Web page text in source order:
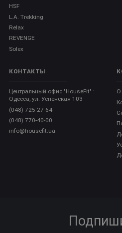
HSF
L.A. Trekking
Relax
REVENGE
Solex
КОНТАКТЫ
Центральный офис "HouseFit" :
Одесса, ул. Успенская 103
(048) 725-27-64
(048) 770-40-00
info@housefit.ua
О